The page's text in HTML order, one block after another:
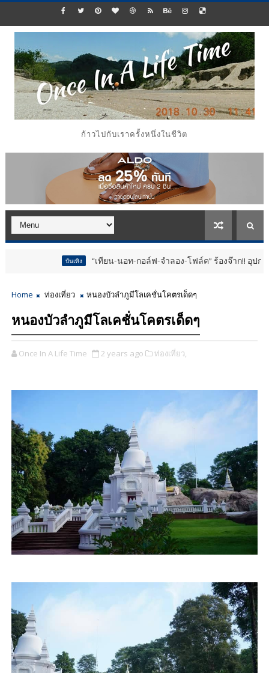
ก้าวไปกับเราครั้งหนึ่งในชีวิต
“เทียน-นอท-กอล์ฟ-จำลอง-โฟล์ค” ร้องจ๊าก!! อุปกรณ์ม่วนจอยงานวัด..
Home ท่องเที่ยว หนองบัวลำภูมีโลเคชั่นโคตรเด็ดๆ
หนองบัวลำภูมีโลเคชั่นโคตรเด็ดๆ
Once In A Life Time 2 years ago ท่องเที่ยว,